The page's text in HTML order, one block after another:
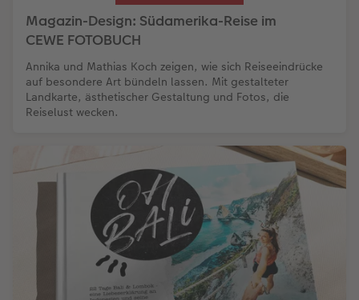
Magazin-Design: Südamerika-Reise im
CEWE FOTOBUCH
Annika und Mathias Koch zeigen, wie sich Reiseeindrücke
auf besondere Art bündeln lassen. Mit gestalteter
Landkarte, ästhetischer Gestaltung und Fotos, die
Reiselust wecken.